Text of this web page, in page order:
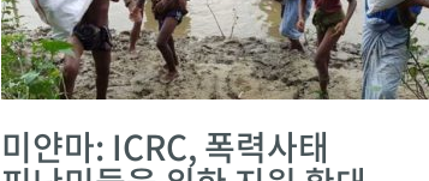
미얀마: ICRC, 폭력사태